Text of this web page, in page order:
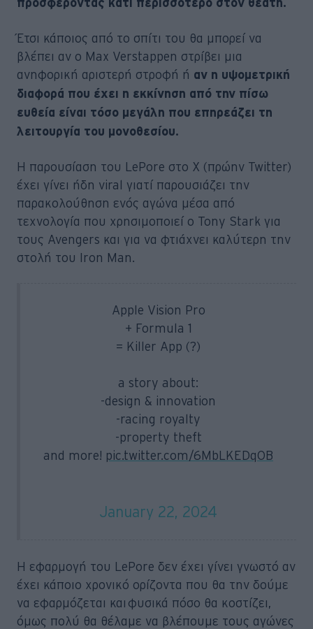
Έτσι κάποιος από το σπίτι του θα μπορεί να
βλέπει αν ο Max Verstappen στρίβει μια
ανηφορική αριστερή στροφή ή αν η υψομετρική
διαφορά που έχει η εκκίνηση από την πίσω
ευθεία είναι τόσο μεγάλη που επηρεάζει τη
λειτουργία του μονοθεσίου.
Η παρουσίαση του LePore στο X (πρώην Twitter)
έχει γίνει ήδη viral γιατί παρουσιάζει την
παρακολούθηση ενός αγώνα μέσα από
τεχνολογία που χρησιμοποιεί ο Tony Stark για
τους Avengers και για να φτιάχνει καλύτερη την
στολή του Iron Man.
Apple Vision Pro
+ Formula 1
= Killer App (?)
a story about:
-design & innovation
-racing royalty
-property theft
and more! pic.twitter.com/6MbLKEDqOB
January 22, 2024
Η εφαρμογή του LePore δεν έχει γίνει γνωστό αν
έχει κάποιο χρονικό ορίζοντα που θα την δούμε
να εφαρμόζεται και φυσικά πόσο θα κοστίζει,
όμως πολύ θα θέλαμε να βλέπουμε τους αγώνες